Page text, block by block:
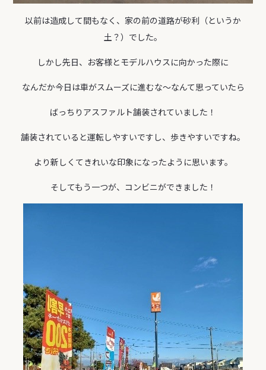
以前は造成して間もなく、家の前の道路が砂利（というか
土？）でした。
しかし先日、お客様とモデルハウスに向かった際に
なんだか今日は車がスムーズに進むな～なんて思っていたら
ばっちりアスファルト舗装されていました！
舗装されていると運転しやすいですし、歩きやすいですね。
より新しくてきれいな印象になったように思います。
そしてもう一つが、コンビニができました！